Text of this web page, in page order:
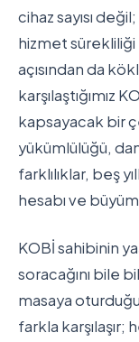
cihaz sayısı
hizmet
açısından da
karşılaştığımız
kapsayacak bir
yükümlülüğü,
farklılıklar, beş
hesabı ve
KOBİ sahibinin
soracağını bile
masaya
farkla karşılaşır;